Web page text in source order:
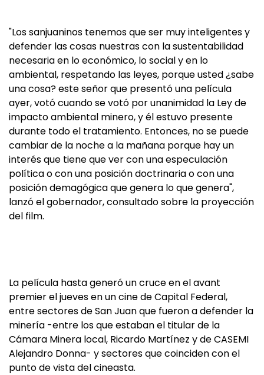
"Los sanjuaninos tenemos que ser muy inteligentes y
defender las cosas nuestras con la sustentabilidad
necesaria en lo económico, lo social y en lo
ambiental, respetando las leyes, porque usted ¿sabe
una cosa? este señor que presentó una película
ayer, votó cuando se votó por unanimidad la Ley de
impacto ambiental minero, y él estuvo presente
durante todo el tratamiento. Entonces, no se puede
cambiar de la noche a la mañana porque hay un
interés que tiene que ver con una especulación
política o con una posición doctrinaria o con una
posición demagógica que genera lo que genera",
lanzó el gobernador, consultado sobre la proyección
del film.
La película hasta generó un cruce en el avant
premier el jueves en un cine de Capital Federal,
entre sectores de San Juan que fueron a defender la
minería -entre los que estaban el titular de la
Cámara Minera local, Ricardo Martínez y de CASEMI
Alejandro Donna- y sectores que coinciden con el
punto de vista del cineasta.